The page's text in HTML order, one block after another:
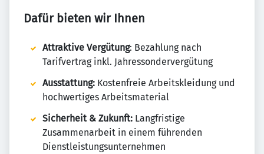
Dafür bieten wir Ihnen
Attraktive Vergütung: Bezahlung nach
Tarifvertrag inkl. Jahressondervergütung
Ausstattung: Kostenfreie Arbeitskleidung und
hochwertiges Arbeitsmaterial
Sicherheit & Zukunft: Langfristige
Zusammenarbeit in einem führenden
Dienstleistungsunternehmen